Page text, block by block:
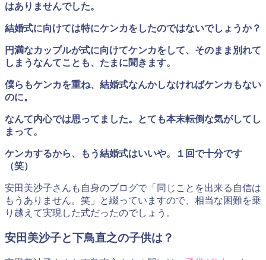
はありませんでした。
結婚式に向けては特にケンカをしたのではないでしょうか？
円満なカップルが式に向けてケンカをして、そのまま別れて
しまうなんてことも、たまに聞きます。
僕らもケンカを重ね、結婚式なんかしなければケンカもない
のに。
なんて内心では思ってました。とても本末転倒な気がしてし
まって。
ケンカするから、もう結婚式はいいや。１回で十分です
（笑）
安田美沙子さんも自身のブログで「同じことを出来る自信は
もうありません。笑」と綴っていますので、相当な困難を乗
り越えて実現した式だったのでしょう。
安田美沙子と下鳥直之の子供は？